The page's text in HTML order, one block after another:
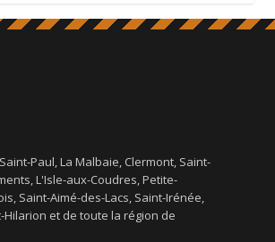
Paul, La Malbaie, Clermont, Saint-
L'Isle-aux-Coudres, Petite-
Saint-Aimé-des-Lacs, Saint-Irénée,
Hilarion et de toute la région de